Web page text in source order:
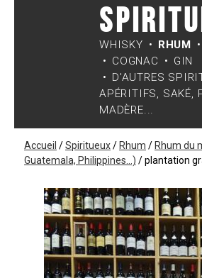
WHISKY RHUM
COGNAC
GIN
D'AUTRES
APÉRITIFS, SAKÉ,
MADÈRE...
Accueil /Spiritueux/Rhum /Rhum du
Guatemala, Philippines...) /plantation